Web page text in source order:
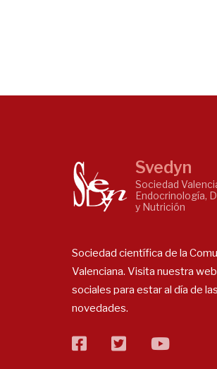
Svedyn
Sociedad
Endocrinología,
y Nutrición
Sociedad científica de la
Valenciana. Visita nuestra
sociales para estar al día de
novedades.
facebooktwitterflickr